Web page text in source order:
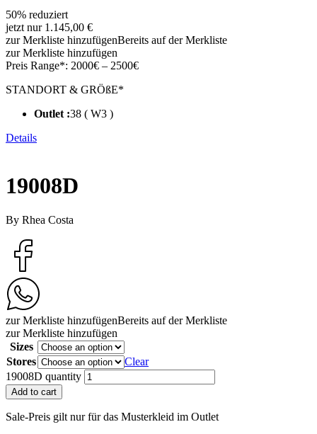
50% reduziert
jetzt nur 1.145,00 €
zur Merkliste hinzufügenBereits auf der Merkliste
zur Merkliste hinzufügen
Preis Range*: 2000€ – 2500€
STANDORT & GRÖßE*
Outlet :38 ( W3 )
Details
19008D
By Rhea Costa
zur Merkliste hinzufügenBereits auf der Merkliste
zur Merkliste hinzufügen
Sizes
Stores
Clear
19008D quantity
Add to cart
Sale-Preis gilt nur für das Musterkleid im Outlet